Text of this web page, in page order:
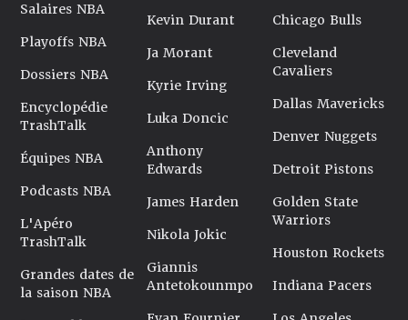
Salaires NBA
Playoffs NBA
Dossiers NBA
Encyclopédie
TrashTalk
Équipes NBA
Podcasts NBA
L'Apéro
TrashTalk
Grandes dates de
la saison NBA
Kevin Durant
Ja Morant
Kyrie Irving
Luka Doncic
Anthony
Edwards
James Harden
Nikola Jokic
Giannis
Antetokounmpo
Chicago Bulls
Cleveland
Cavaliers
Dallas Mavericks
Denver Nuggets
Detroit Pistons
Golden State
Warriors
Houston Rockets
Indiana Pacers